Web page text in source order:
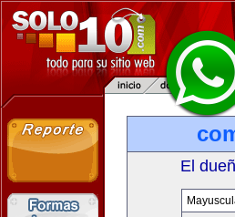
El